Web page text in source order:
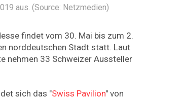
aus. (Source: Netzmedien)
findet vom 30. Mai bis zum 2.
norddeutschen Stadt statt. Laut
nehmen 33 Schweizer Aussteller
sich das "Swiss Pavilion" von